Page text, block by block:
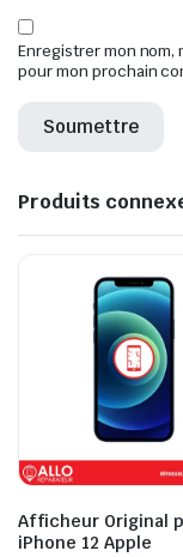
Enregistrer mon nom,
pour mon prochain
Produits
Afficheur Original
iPhone 12 Apple